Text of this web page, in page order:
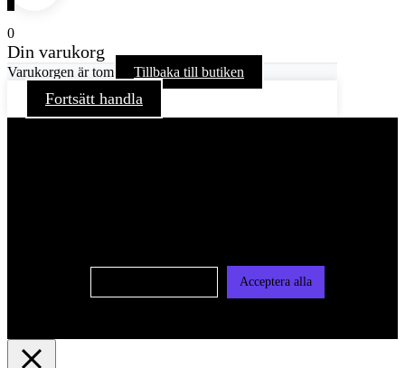
0
Din varukorg
Varukorgen är tom Tillbaka till butiken
Fortsätt handla
Acceptera alla